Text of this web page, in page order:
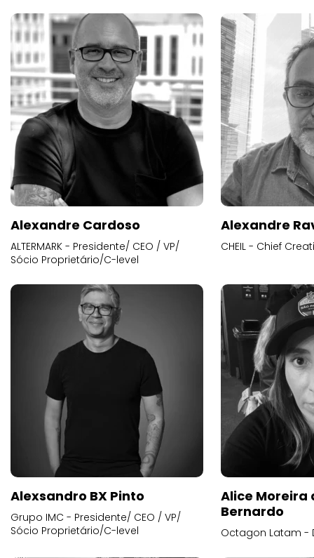
Alexandre Cardoso
ALTERMARK - Presidente/ CEO / VP/
Sócio Proprietário/C-level
Alexandre
CHEIL - Chief
Alexsandro BX Pinto
Grupo IMC - Presidente/ CEO / VP/
Sócio Proprietário/C-level
Alice
Bernardo
Octagon Latam -